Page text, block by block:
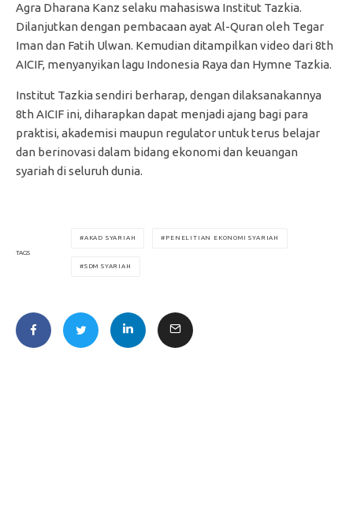
Agra Dharana Kanz selaku mahasiswa Institut Tazkia.
Dilanjutkan dengan pembacaan ayat Al-Quran oleh Tegar
Iman dan Fatih Ulwan. Kemudian ditampilkan video dari 8th
AICIF, menyanyikan lagu Indonesia Raya dan Hymne Tazkia.
Institut Tazkia sendiri berharap, dengan dilaksanakannya
8th AICIF ini, diharapkan dapat menjadi ajang bagi para
praktisi, akademisi maupun regulator untuk terus belajar
dan berinovasi dalam bidang ekonomi dan keuangan
syariah di seluruh dunia.
TAGS
AKAD SYARIAH PENELITIAN EKONOMI SYARIAH
SDM SYARIAH